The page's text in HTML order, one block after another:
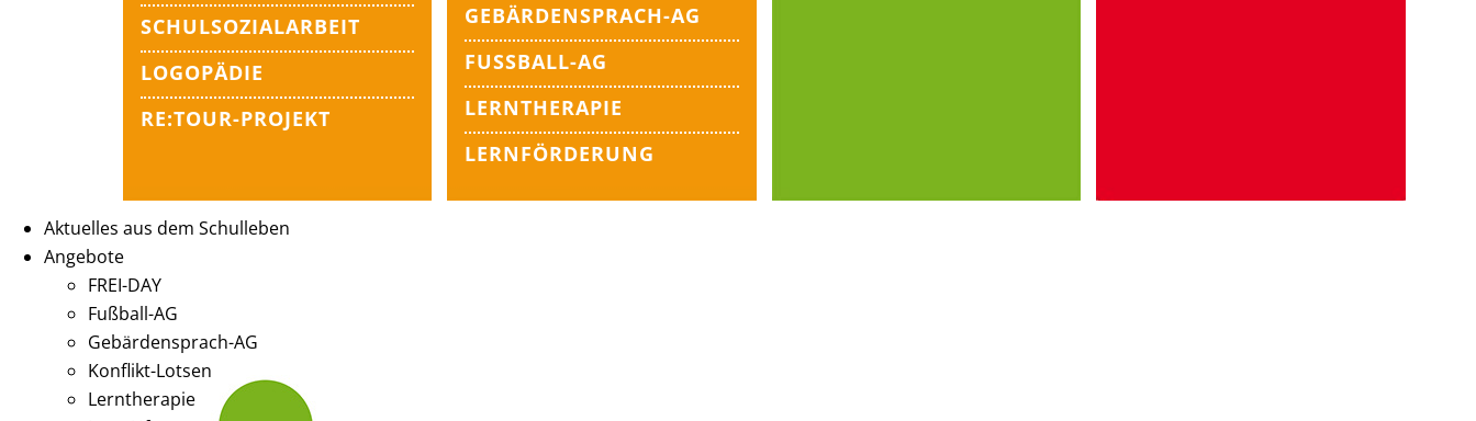
SCHULSOZIALARBEIT
LOGOPÄDIE
RE:TOUR-PROJEKT
GEBÄRDENSPRACH-AG
FUSSBALL-AG
LERNTHERAPIE
LERNFÖRDERUNG
Aktuelles aus dem Schulleben
Angebote
FREI-DAY
Fußball-AG
Gebärdensprach-AG
Konflikt-Lotsen
Lerntherapie